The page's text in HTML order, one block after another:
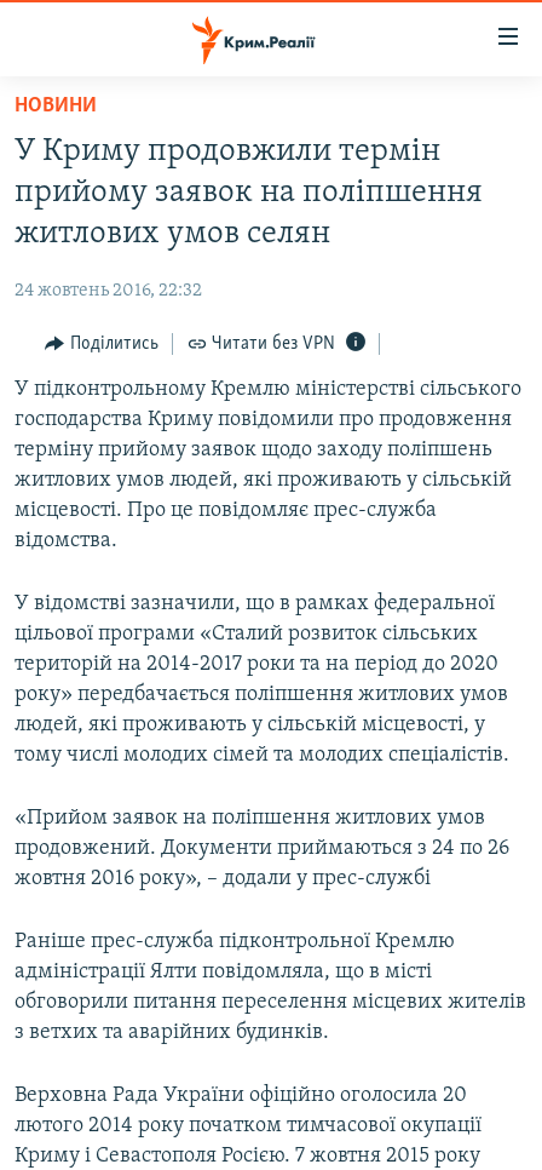
Перейти
основного
матеріалу
Перейти
до
основної
Перейти
пошуку
ВОДА.КРИМ
ВІДЕО ТА ФОТО
БЛОГИ
ПОГЛЯД
ІНТЕРВ'Ю
ВСЕ ЗА ДЕНЬ
СПЕЦПРОЕКТИ
ДЕПОРТАЦІЯ
СВІДЧЕННЯ ОКУПАЦІЇ
УКРАЇНСЬКА ПРОБЛЕМА КРИМУ
ІНФОГРАФІКА
ЯК ОБІЙТИ БЛОКУВАННЯ
Qırımtatar
ДОЛУЧАЙСЯ!
Усі сайти RFE/RL
НОВИНИ
У Криму продовжили термін
прийому заявок на поліпшення
житлових умов селян
24 жовтень 2016, 22:32
Поділитись Читати без VPN
У підконтрольному Кремлю міністерстві сільського
господарства Криму повідомили про продовження
терміну прийому заявок щодо заходу поліпшень
житлових умов людей, які проживають у сільській
місцевості. Про це повідомляє прес-служба
відомства.
У відомстві зазначили, що в рамках федеральної
цільової програми «Сталий розвиток сільських
територій на 2014-2017 роки та на період до 2020
року» передбачається поліпшення житлових умов
людей, які проживають у сільській місцевості, у
тому числі молодих сімей та молодих спеціалістів.
«Прийом заявок на поліпшення житлових умов
продовжений. Документи приймаються з 24 по 26
жовтня 2016 року», – додали у прес-службі
Раніше прес-служба підконтрольної Кремлю
адміністрації Ялти повідомляла, що в місті
обговорили питання переселення місцевих жителів
з ветхих та аварійних будинків.
Верховна Рада України офіційно оголосила 20
лютого 2014 року початком тимчасової окупації
Криму і Севастополя Росією. 7 жовтня 2015 року